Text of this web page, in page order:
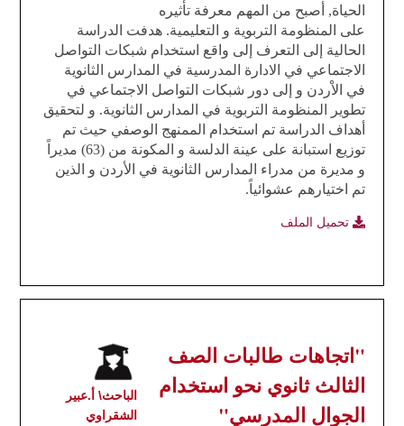
الحياة, أصبح من المهم معرفة تأثيره
على المنظومة التربوية و التعليمية. هدفت الدراسة
الحالية إلى التعرف إلى واقع استخدام شبكات التواصل
الاجتماعي في الادارة المدرسية في المدارس الثانوية
في الاْردن و إلى دور شبكات التواصل الاجتماعي في
تطوير المنظومة التربوية في المدارس الثانوية. و لتحقيق
أهداف الدراسة تم استخدام الممنهج الوصفي حيث تم
توزيع استبانة على عينة الدلسة و المكونة من (63) مديراً
و مديرة من مدراء المدارس الثانوية في الأردن و الذين
تم اختيارهم عشوائياً.
تحميل الملف
الباحث\ أ.عبير
الشقراوي
"اتجاهات طالبات الصف
الثالث ثانوي نحو استخدام
الجوال المدرسي"